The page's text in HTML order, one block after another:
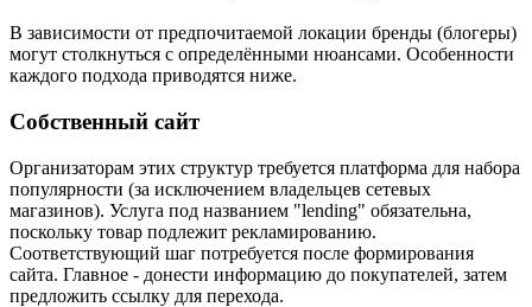
В зависимости от предпочитаемой локации бренды (блогеры)
могут столкнуться с определёнными нюансами. Особенности
каждого подхода приводятся ниже.
Собственный сайт
Организаторам этих структур требуется платформа для набора
популярности (за исключением владельцев сетевых
магазинов). Услуга под названием "lending" обязательна,
поскольку товар подлежит рекламированию.
Соответствующий шаг потребуется после формирования
сайта. Главное - донести информацию до покупателей, затем
предложить ссылку для перехода.